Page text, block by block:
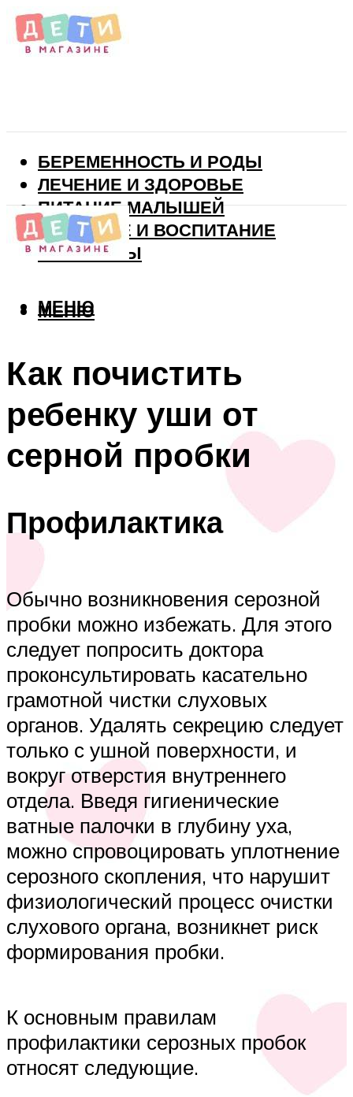
БЕРЕМЕННОСТЬ И РОДЫ
ЛЕЧЕНИЕ И ЗДОРОВЬЕ
ПИТАНИЕ МАЛЫШЕЙ
РАЗВИТИЕ И ВОСПИТАНИЕ
ВИТАМИНЫ
МЕНЮ
МЕНЮ
Как почистить
ребенку уши от
серной пробки
Профилактика
Обычно возникновения серозной
пробки можно избежать. Для этого
следует попросить доктора
проконсультировать касательно
грамотной чистки слуховых
органов. Удалять секрецию следует
только с ушной поверхности, и
вокруг отверстия внутреннего
отдела. Введя гигиенические
ватные палочки в глубину уха,
можно спровоцировать уплотнение
серозного скопления, что нарушит
физиологический процесс очистки
слухового органа, возникнет риск
формирования пробки.
К основным правилам
профилактики серозных пробок
относят следующие.